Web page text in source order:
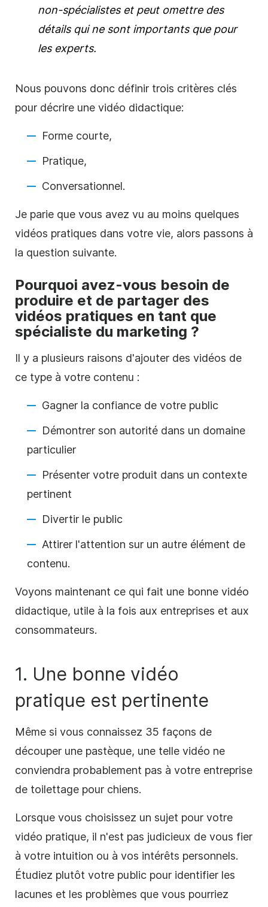
non-spécialistes et peut omettre des
détails qui ne sont importants que pour
les experts.
Nous pouvons donc définir trois critères clés
pour décrire une vidéo didactique:
Forme courte,
Pratique,
Conversationnel.
Je parie que vous avez vu au moins quelques
vidéos pratiques dans votre vie, alors passons à
la question suivante.
Pourquoi avez-vous besoin de
produire et de partager des
vidéos pratiques en tant que
spécialiste du marketing ?
Il y a plusieurs raisons d'ajouter des vidéos de
ce type à votre contenu :
Gagner la confiance de votre public
Démontrer son autorité dans un domaine
particulier
Présenter votre produit dans un contexte
pertinent
Divertir le public
Attirer l'attention sur un autre élément de
contenu.
Voyons maintenant ce qui fait une bonne vidéo
didactique, utile à la fois aux entreprises et aux
consommateurs.
1. Une bonne vidéo
pratique est pertinente
Même si vous connaissez 35 façons de
découper une pastèque, une telle vidéo ne
conviendra probablement pas à votre entreprise
de toilettage pour chiens.
Lorsque vous choisissez un sujet pour votre
vidéo pratique, il n'est pas judicieux de vous fier
à votre intuition ou à vos intérêts personnels.
Étudiez plutôt votre public pour identifier les
lacunes et les problèmes que vous pourriez